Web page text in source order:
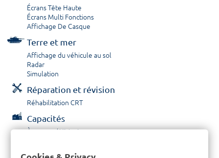
Écrans Tête Haute
Écrans Multi Fonctions
Affichage De Casque
Terre et mer
Affichage du véhicule au sol
Radar
Simulation
Réparation et révision
Réhabilitation CRT
Capacités
À propos / Historique